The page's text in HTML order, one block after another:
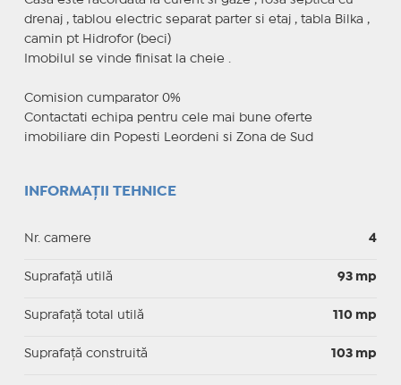
drenaj , tablou electric separat parter si etaj , tabla Bilka ,
camin pt Hidrofor (beci)
Imobilul se vinde finisat la cheie .
Comision cumparator 0%
Contactati echipa pentru cele mai bune oferte
imobiliare din Popesti Leordeni si Zona de Sud
INFORMAȚII TEHNICE
Nr. camere 4
Suprafaţă utilă 93 mp
Suprafaţă total utilă 110 mp
Suprafaţă construită 103 mp